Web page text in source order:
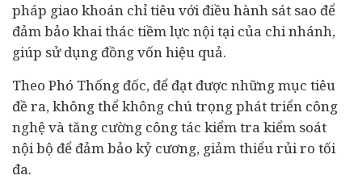
pháp giao khoán chỉ tiêu với điều hành sát sao để
đảm bảo khai thác tiềm lực nội tại của chi nhánh,
giúp sử dụng đồng vốn hiệu quả.
Theo Phó Thống đốc, để đạt được những mục tiêu
đề ra, không thể không chú trọng phát triển công
nghệ và tăng cường công tác kiểm tra kiểm soát
nội bộ để đảm bảo kỷ cương, giảm thiểu rủi ro tối
đa.